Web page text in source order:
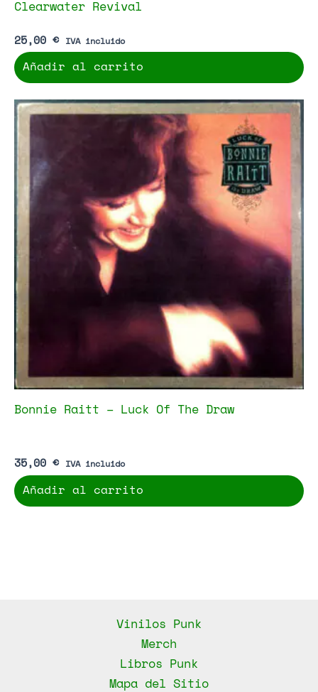
Clearwater Revival
25,00 € IVA incluido
Añadir al carrito
Bonnie Raitt – Luck Of The Draw
35,00 € IVA incluido
Añadir al carrito
Vinilos Punk
Merch
Libros Punk
Mapa del Sitio